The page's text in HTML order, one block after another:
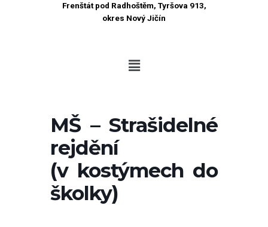
Frenštát pod Radhoštěm, Tyršova 913,
okres Nový Jičín
MŠ – Strašidelné
rejdění
(v kostýmech do
školky)